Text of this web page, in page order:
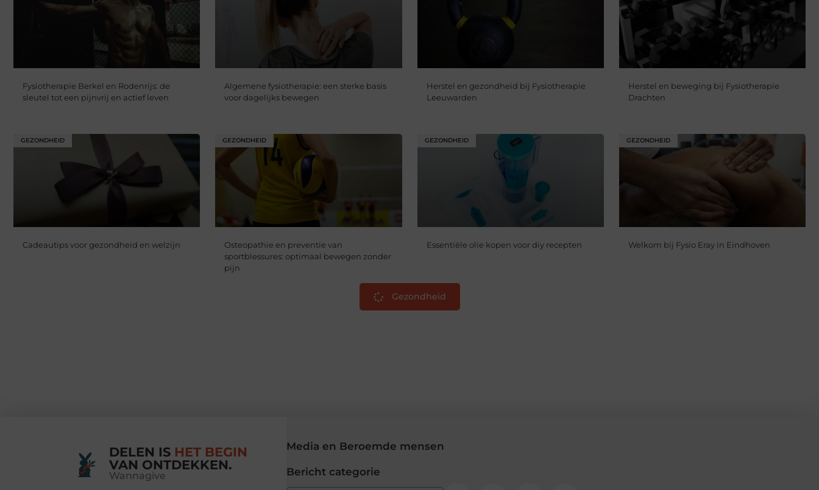
Fysiotherapie Berkel en Rodenrijs: de
sleutel tot een pijnvrij en actief leven
Algemene fysiotherapie: een sterke basis
voor dagelijks bewegen
Herstel en gezondheid bij Fysiotherapie
Leeuwarden
Herstel en beweging bij Fysiotherapie
Drachten
GEZONDHEID
Cadeautips voor gezondheid en welzijn
GEZONDHEID
Osteopathie en preventie van
sportblessures: optimaal bewegen zonder
pijn
GEZONDHEID
Essentiële olie kopen voor diy recepten
GEZONDHEID
Welkom bij Fysio Eray in Eindhoven
Gezondheid
DELEN IS HET BEGIN
VAN ONTDEKKEN.
Wannagive
Media en Beroemde mensen
Bericht categorie